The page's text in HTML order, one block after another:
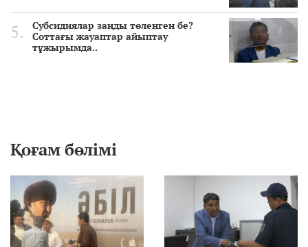
Субсидиялар заңды төленген бе?
Соттағы жауаптар айыптау
тұжырымда..
Қоғам бөлімі